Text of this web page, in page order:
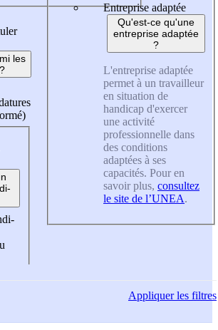
les
Entreprise adaptée
Qu'est-ce qu'une
entreprise adaptée
?
L'entreprise adaptée
permet à un travailleur
en situation de
handicap d'exercer
une activité
professionnelle dans
des conditions
adaptées à ses
capacités. Pour en
savoir plus, consultez
le site de l’UNEA.
Appliquerles filtres